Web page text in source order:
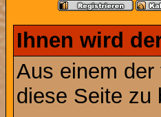
Ihnen wird
Aus einem
diese Seite zu